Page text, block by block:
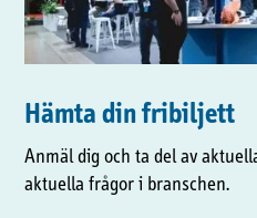
Hämta din fribiljett
Anmäl dig och ta del av
aktuella frågor i branschen.